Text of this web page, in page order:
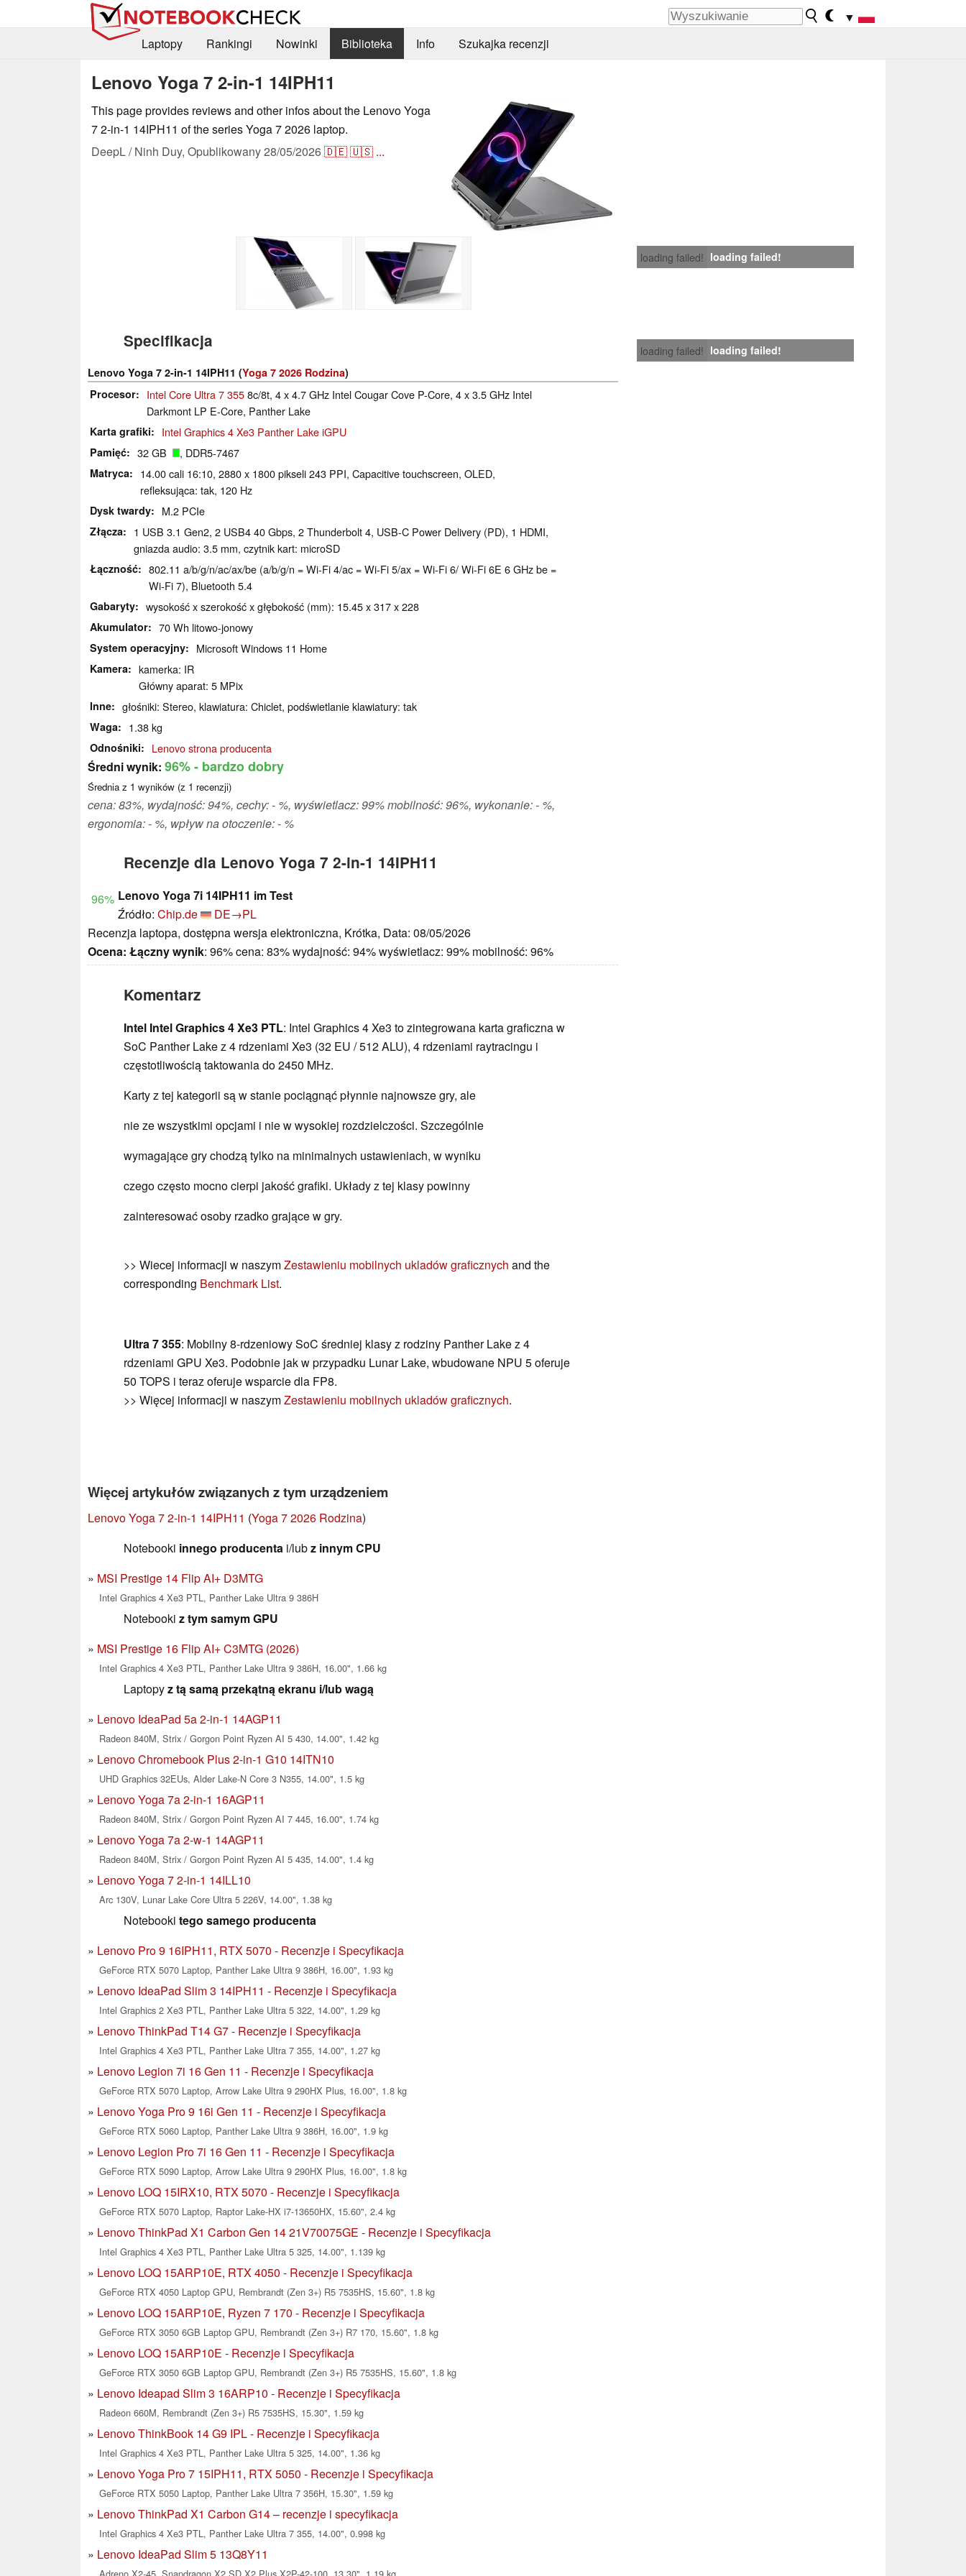
▼
Laptopy
Rankingi Nowinki Biblioteka Info Szukajka recenzji
Lenovo Yoga 7 2-in-1 14IPH11
This page provides reviews and other infos about the Lenovo Yoga
7 2-in-1 14IPH11 of the series Yoga 7 2026 laptop.
DeepL / Ninh Duy, Opublikowany28/05/2026🇩🇪🇺🇸 ...
loading failed! loading failed!
loading failed! loading failed!
Specifikacja
Lenovo Yoga 7 2-in-1 14IPH11 (Yoga 7 2026 Rodzina)
Procesor
Intel Core Ultra 7 3558c/8t, 4 x 4.7 GHz Intel Cougar Cove P-Core, 4 x 3.5 GHz Intel
Darkmont LP E-Core, Panther Lake
Karta grafiki Intel Graphics 4 Xe3 Panther Lake iGPU
Pamięć 32 GB , DDR5-7467
Matryca
14.00 cali 16:10, 2880 x 1800 pikseli 243 PPI, Capacitive touchscreen, OLED,
refleksująca: tak, 120 Hz
Dysk twardy M.2 PCIe
Złącza
1 USB 3.1 Gen2, 2 USB4 40 Gbps, 2 Thunderbolt 4, USB-C Power Delivery (PD), 1 HDMI,
gniazda audio: 3.5 mm, czytnik kart: microSD
Łączność
802.11 a/​b/​g/​n/​ac/​ax/​be (a/b/g/n = Wi-Fi 4/ac = Wi-Fi 5/ax = Wi-Fi 6/ Wi-Fi 6E 6 GHz be =
Wi-Fi 7), Bluetooth 5.4
Gabaryty wysokość x szerokość x głębokość (mm): 15.45 x 317 x 228
Akumulator 70 Wh litowo-jonowy
System operacyjny Microsoft Windows 11 Home
Kamera
kamerka: IR
Główny aparat: 5 MPix
Inne głośniki: Stereo, klawiatura: Chiclet, podświetlanie klawiatury: tak
Waga 1.38 kg
Odnośniki Lenovo strona producenta
Średni wynik: 96%- bardzo dobry
Średnia z 1 wyników (z 1 recenzji)
cena: 83%, wydajność: 94%, cechy: - %, wyświetlacz: 99% mobilność: 96%, wykonanie: - %,
ergonomia: - %, wpływ na otoczenie: - %
Recenzje dla Lenovo Yoga 7 2-in-1 14IPH11
96% Lenovo Yoga 7i 14IPH11 im Test
Źródło: Chip.de
DE→PL
Recenzja laptopa, dostępna wersja elektroniczna, Krótka, Data: 08/05/2026
Ocena: Łączny wynik: 96% cena: 83% wydajność: 94% wyświetlacz: 99% mobilność: 96%
Komentarz
Intel Intel Graphics 4 Xe3 PTL: Intel Graphics 4 Xe3 to zintegrowana karta graficzna w
SoC Panther Lake z 4 rdzeniami Xe3 (32 EU / 512 ALU), 4 rdzeniami raytracingu i
częstotliwością taktowania do 2450 MHz.
Karty z tej kategorii są w stanie pociągnąć płynnie najnowsze gry, ale
nie ze wszystkimi opcjami i nie w wysokiej rozdzielczości. Szczególnie
wymagające gry chodzą tylko na minimalnych ustawieniach, w wyniku
czego często mocno cierpi jakość grafiki. Układy z tej klasy powinny
zainteresować osoby rzadko grające w gry.
>> Wiecej informacji w naszymZestawieniu mobilnych ukladów graficznych and the
corresponding Benchmark List.
Ultra 7 355: Mobilny 8-rdzeniowy SoC średniej klasy z rodziny Panther Lake z 4
rdzeniami GPU Xe3. Podobnie jak w przypadku Lunar Lake, wbudowane NPU 5 oferuje
50 TOPS i teraz oferuje wsparcie dla FP8.
>> Więcej informacji w naszymZestawieniu mobilnych ukladów graficznych.
Więcej artykułów związanych z tym urządzeniem
Lenovo Yoga 7 2-in-1 14IPH11 (Yoga 7 2026 Rodzina)
Notebooki innego producenta i/lubz innym CPU
MSI Prestige 14 Flip AI+ D3MTG
Intel Graphics 4 Xe3 PTL, Panther Lake Ultra 9 386H
Notebooki z tym samym GPU
MSI Prestige 16 Flip AI+ C3MTG (2026)
Intel Graphics 4 Xe3 PTL, Panther Lake Ultra 9 386H, 16.00", 1.66 kg
Laptopyz tą samą przekątną ekranu i/lub wagą
Lenovo IdeaPad 5a 2-in-1 14AGP11
Radeon 840M, Strix / Gorgon Point Ryzen AI 5 430, 14.00", 1.42 kg
Lenovo Chromebook Plus 2-in-1 G10 14ITN10
UHD Graphics 32EUs, Alder Lake-N Core 3 N355, 14.00", 1.5 kg
Lenovo Yoga 7a 2-in-1 16AGP11
Radeon 840M, Strix / Gorgon Point Ryzen AI 7 445, 16.00", 1.74 kg
Lenovo Yoga 7a 2-w-1 14AGP11
Radeon 840M, Strix / Gorgon Point Ryzen AI 5 435, 14.00", 1.4 kg
Lenovo Yoga 7 2-in-1 14ILL10
Arc 130V, Lunar Lake Core Ultra 5 226V, 14.00", 1.38 kg
Notebooki tego samego producenta
Lenovo Pro 9 16IPH11, RTX 5070 - Recenzje i Specyfikacja
GeForce RTX 5070 Laptop, Panther Lake Ultra 9 386H, 16.00", 1.93 kg
Lenovo IdeaPad Slim 3 14IPH11 - Recenzje i Specyfikacja
Intel Graphics 2 Xe3 PTL, Panther Lake Ultra 5 322, 14.00", 1.29 kg
Lenovo ThinkPad T14 G7 - Recenzje i Specyfikacja
Intel Graphics 4 Xe3 PTL, Panther Lake Ultra 7 355, 14.00", 1.27 kg
Lenovo Legion 7i 16 Gen 11 - Recenzje i Specyfikacja
GeForce RTX 5070 Laptop, Arrow Lake Ultra 9 290HX Plus, 16.00", 1.8 kg
Lenovo Yoga Pro 9 16i Gen 11 - Recenzje i Specyfikacja
GeForce RTX 5060 Laptop, Panther Lake Ultra 9 386H, 16.00", 1.9 kg
Lenovo Legion Pro 7i 16 Gen 11 - Recenzje i Specyfikacja
GeForce RTX 5090 Laptop, Arrow Lake Ultra 9 290HX Plus, 16.00", 1.8 kg
Lenovo LOQ 15IRX10, RTX 5070 - Recenzje i Specyfikacja
GeForce RTX 5070 Laptop, Raptor Lake-HX i7-13650HX, 15.60", 2.4 kg
Lenovo ThinkPad X1 Carbon Gen 14 21V70075GE - Recenzje i Specyfikacja
Intel Graphics 4 Xe3 PTL, Panther Lake Ultra 5 325, 14.00", 1.139 kg
Lenovo LOQ 15ARP10E, RTX 4050 - Recenzje i Specyfikacja
GeForce RTX 4050 Laptop GPU, Rembrandt (Zen 3+) R5 7535HS, 15.60", 1.8 kg
Lenovo LOQ 15ARP10E, Ryzen 7 170 - Recenzje i Specyfikacja
GeForce RTX 3050 6GB Laptop GPU, Rembrandt (Zen 3+) R7 170, 15.60", 1.8 kg
Lenovo LOQ 15ARP10E - Recenzje i Specyfikacja
GeForce RTX 3050 6GB Laptop GPU, Rembrandt (Zen 3+) R5 7535HS, 15.60", 1.8 kg
Lenovo Ideapad Slim 3 16ARP10 - Recenzje i Specyfikacja
Radeon 660M, Rembrandt (Zen 3+) R5 7535HS, 15.30", 1.59 kg
Lenovo ThinkBook 14 G9 IPL - Recenzje i Specyfikacja
Intel Graphics 4 Xe3 PTL, Panther Lake Ultra 5 325, 14.00", 1.36 kg
Lenovo Yoga Pro 7 15IPH11, RTX 5050 - Recenzje i Specyfikacja
GeForce RTX 5050 Laptop, Panther Lake Ultra 7 356H, 15.30", 1.59 kg
Lenovo ThinkPad X1 Carbon G14 – recenzje i specyfikacja
Intel Graphics 4 Xe3 PTL, Panther Lake Ultra 7 355, 14.00", 0.998 kg
Lenovo IdeaPad Slim 5 13Q8Y11